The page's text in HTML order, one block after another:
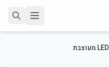
/
3